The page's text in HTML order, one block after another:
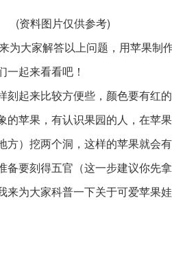
(资料图片仅供参考)
为大家解答以上问题，用苹果制
起来看看吧！
刻起来比较方便些，颜色要有红
的苹果，有认识果园的人，在苹
方）挖两个洞，这样的苹果就会
要刻得五官（这一步建议你先
来为大家科普一下关于可爱苹果